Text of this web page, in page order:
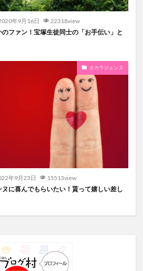
年9月16日 22318view
ファン！宝塚生徒同士の「お手伝い」と
タカラジェンヌ
年9月23日 15513view
に喜んでもらいたい！貰って嬉しい差し